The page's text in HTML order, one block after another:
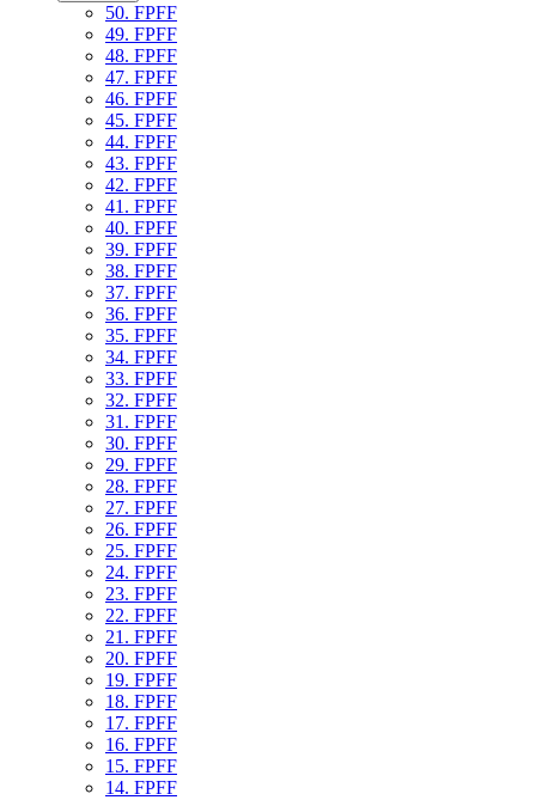
50. FPFF
49. FPFF
48. FPFF
47. FPFF
46. FPFF
45. FPFF
44. FPFF
43. FPFF
42. FPFF
41. FPFF
40. FPFF
39. FPFF
38. FPFF
37. FPFF
36. FPFF
35. FPFF
34. FPFF
33. FPFF
32. FPFF
31. FPFF
30. FPFF
29. FPFF
28. FPFF
27. FPFF
26. FPFF
25. FPFF
24. FPFF
23. FPFF
22. FPFF
21. FPFF
20. FPFF
19. FPFF
18. FPFF
17. FPFF
16. FPFF
15. FPFF
14. FPFF